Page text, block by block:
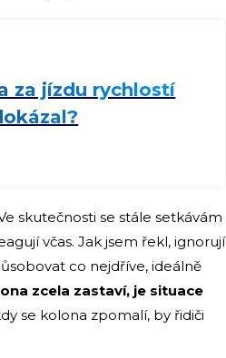
za jízdu rychlostí
skutečnosti se stále setkávám
včas. Jak jsem řekl, ignorují
co nejdříve, ideálně
zcela zastaví, je situace
se kolona zpomalí, by řidiči